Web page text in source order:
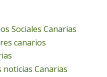
Sociales Canarias
canarios
noticias Canarias